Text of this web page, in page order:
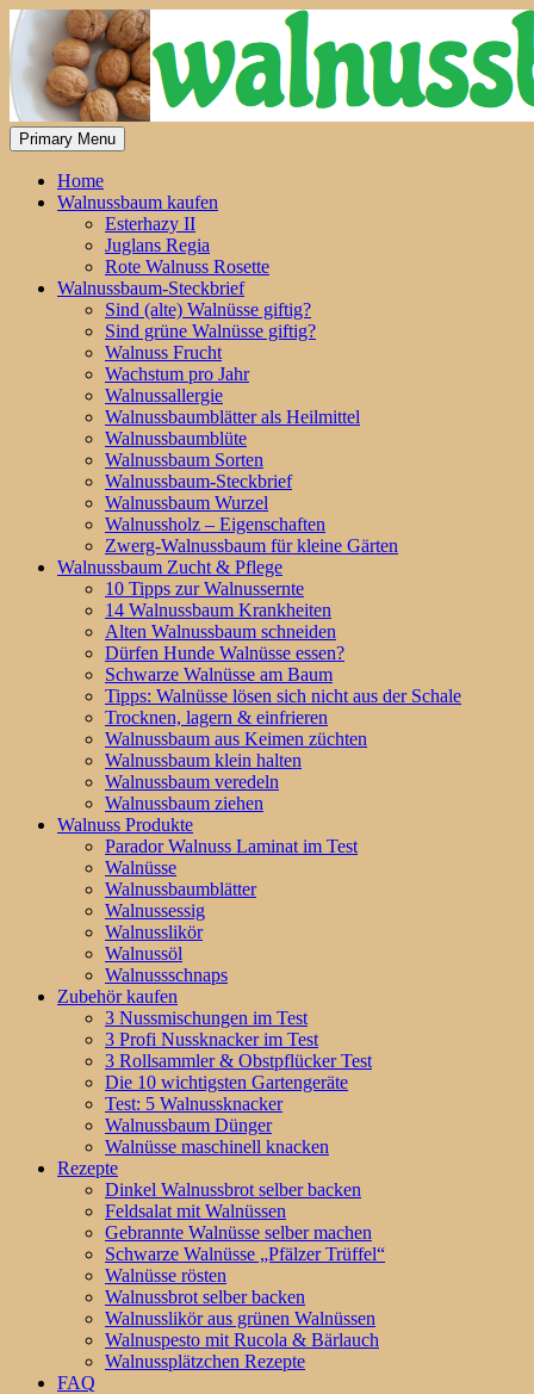
Skip
to
content
Primary Menu
Home
Walnussbaum kaufen
Esterhazy II
Juglans Regia
Rote Walnuss Rosette
Walnussbaum-Steckbrief
Sind (alte) Walnüsse giftig?
Sind grüne Walnüsse giftig?
Walnuss Frucht
Wachstum pro Jahr
Walnussallergie
Walnussbaumblätter als Heilmittel
Walnussbaumblüte
Walnussbaum Sorten
Walnussbaum-Steckbrief
Walnussbaum Wurzel
Walnussholz – Eigenschaften
Zwerg-Walnussbaum für kleine Gärten
Walnussbaum Zucht & Pflege
10 Tipps zur Walnussernte
14 Walnussbaum Krankheiten
Alten Walnussbaum schneiden
Dürfen Hunde Walnüsse essen?
Schwarze Walnüsse am Baum
Tipps: Walnüsse lösen sich nicht aus der Schale
Trocknen, lagern & einfrieren
Walnussbaum aus Keimen züchten
Walnussbaum klein halten
Walnussbaum veredeln
Walnussbaum ziehen
Walnuss Produkte
Parador Walnuss Laminat im Test
Walnüsse
Walnussbaumblätter
Walnussessig
Walnusslikör
Walnussöl
Walnussschnaps
Zubehör kaufen
3 Nussmischungen im Test
3 Profi Nussknacker im Test
3 Rollsammler & Obstpflücker Test
Die 10 wichtigsten Gartengeräte
Test: 5 Walnussknacker
Walnussbaum Dünger
Walnüsse maschinell knacken
Rezepte
Dinkel Walnussbrot selber backen
Feldsalat mit Walnüssen
Gebrannte Walnüsse selber machen
Schwarze Walnüsse „Pfälzer Trüffel“
Walnüsse rösten
Walnussbrot selber backen
Walnusslikör aus grünen Walnüssen
Walnuspesto mit Rucola & Bärlauch
Walnussplätzchen Rezepte
FAQ